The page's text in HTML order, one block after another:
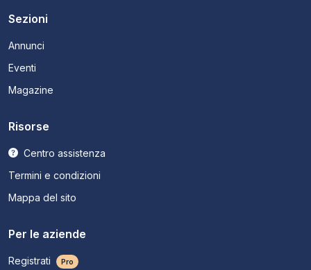
Sezioni
Annunci
Eventi
Magazine
Risorse
Centro assistenza
Termini e condizioni
Mappa del sito
Per le aziende
Registrati Pro